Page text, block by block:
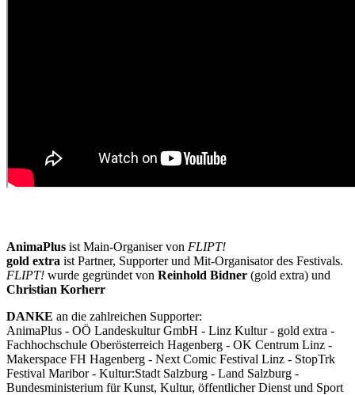
AnimaPlus ist Main-Organiser von FLIPT!
gold extra ist Partner, Supporter und Mit-Organisator des Festivals.
FLIPT! wurde gegründet von Reinhold Bidner (gold extra) und
Christian Korherr
DANKE an die zahlreichen Supporter:
AnimaPlus - OÖ Landeskultur GmbH - Linz Kultur - gold extra -
Fachhochschule Oberösterreich Hagenberg - OK Centrum Linz -
Makerspace FH Hagenberg - Next Comic Festival Linz - StopTrk
Festival Maribor - Kultur:Stadt Salzburg - Land Salzburg -
Bundesministerium für Kunst, Kultur, öffentlicher Dienst und Sport